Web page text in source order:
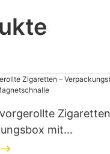
Zigaretten
mit
Magnetschnalle